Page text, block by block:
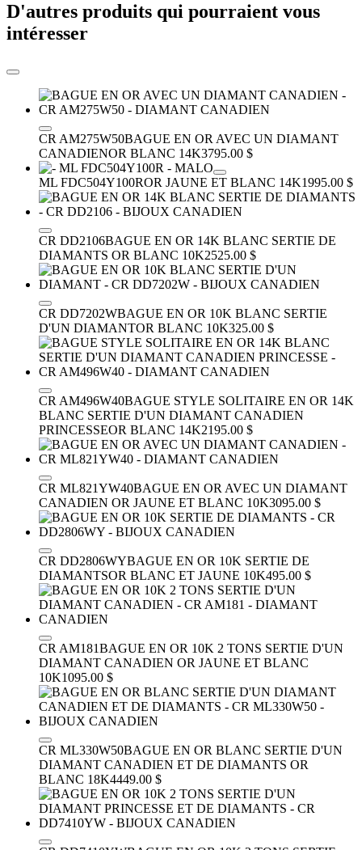
D'autres produits qui pourraient vous
intéresser
CR AM275W50BAGUE EN OR AVEC UN DIAMANT
CANADIENOR BLANC 14K3795.00 $
ML FDC504Y100ROR JAUNE ET BLANC 14K1995.00 $
CR DD2106BAGUE EN OR 14K BLANC SERTIE DE
DIAMANTS OR BLANC 10K2525.00 $
CR DD7202WBAGUE EN OR 10K BLANC SERTIE
D'UN DIAMANTOR BLANC 10K325.00 $
CR AM496W40BAGUE STYLE SOLITAIRE EN OR 14K
BLANC SERTIE D'UN DIAMANT CANADIEN
PRINCESSEOR BLANC 14K2195.00 $
CR ML821YW40BAGUE EN OR AVEC UN DIAMANT
CANADIEN OR JAUNE ET BLANC 10K3095.00 $
CR DD2806WYBAGUE EN OR 10K SERTIE DE
DIAMANTSOR BLANC ET JAUNE 10K495.00 $
CR AM181BAGUE EN OR 10K 2 TONS SERTIE D'UN
DIAMANT CANADIEN OR JAUNE ET BLANC
10K1095.00 $
CR ML330W50BAGUE EN OR BLANC SERTIE D'UN
DIAMANT CANADIEN ET DE DIAMANTS OR
BLANC 18K4449.00 $